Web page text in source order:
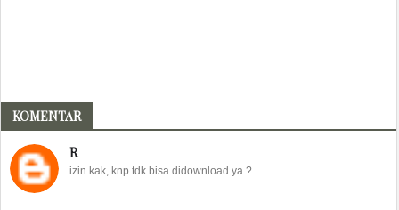
KOMENTAR
R
izin kak, knp tdk bisa didownload ya ?